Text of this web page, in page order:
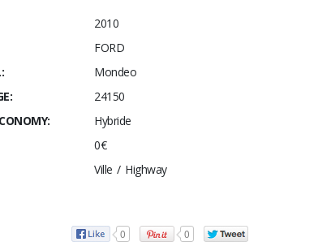
2010
FORD
Mondeo
24150
Hybride
0€
Ville / Highway
0 0